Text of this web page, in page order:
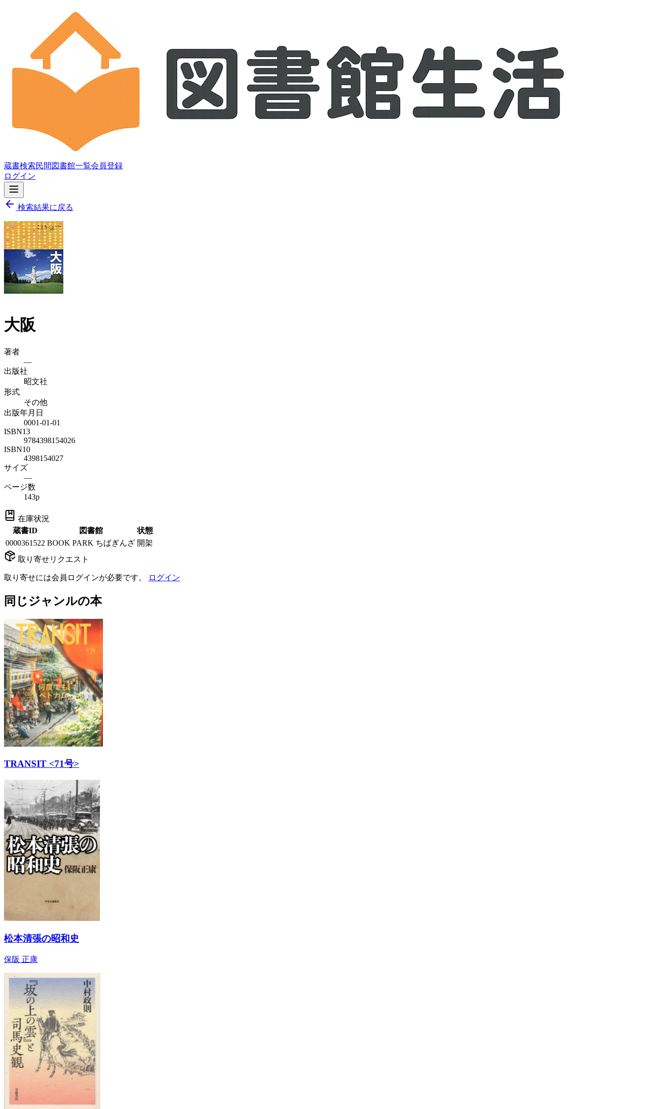
蔵書検索民間図書館一覧会員登録
ログイン
検索結果に戻る
大阪
著者
—
出版社
昭文社
形式
その他
出版年月日
0001-01-01
ISBN13
9784398154026
ISBN10
4398154027
サイズ
—
ページ数
143p
在庫状況
蔵書ID
図書館
状態
0000361522 BOOK PARK ちばぎんざ 開架
取り寄せリクエスト
取り寄せには会員ログインが必要です。 ログイン
同じジャンルの本
TRANSIT <71号>
松本清張の昭和史
保阪 正康